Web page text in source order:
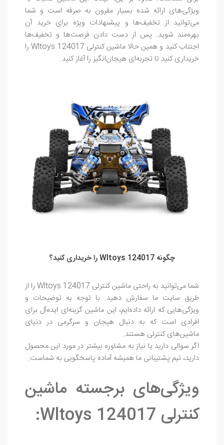
ویژگی‌های ارائه شده بسیار مقرون به صرفه است و شما
می‌توانید از تخفیف‌ها و پیشنهادات ویژه برای خرید آن
بهره‌مند شوید. پس از دست دادن فرصت‌ها و تخفیف‌ها
اجتناب کنید و همین حالا ماشین کنترلی Wltoys 124017 را
خریداری کنید تا تجربه‌ای هیجان‌انگیز را آغاز کنید.
چگونه Wltoys 124017 را خریداری کنید؟
شما می‌توانید به راحتی ماشین کنترلی Wltoys 124017 را از
طریق سایت ما سفارش دهید. با توجه به توضیحات و
ویژگی‌هایی که ارائه داده‌ایم، این ماشین گزینه‌ای ایده‌آل برای
افرادی است که به دنبال هیجان و سرگرمی در دنیای
ماشین‌های کنترلی هستند.
اگر سوالی دارید یا نیاز به مشاوره بیشتر در مورد این محصول
دارید، تیم پشتیبانی ما همیشه آماده پاسخگویی به شماست.
ویژگی‌های برجسته ماشین
کنترلی Wltoys 124017: